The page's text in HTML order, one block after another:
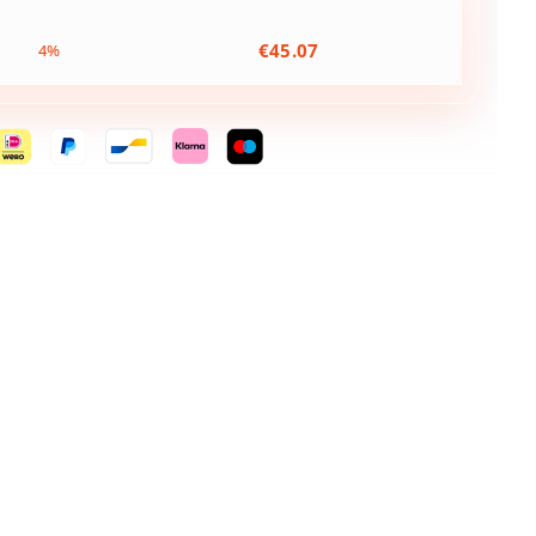
4% €45.07